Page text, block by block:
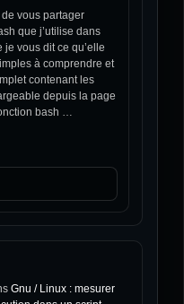
de vous partager
que j’utilise dans
vous dit ce qu’elle
à comprendre et
contenant les
depuis la page
bash …
Gnu / Linux : mesurer